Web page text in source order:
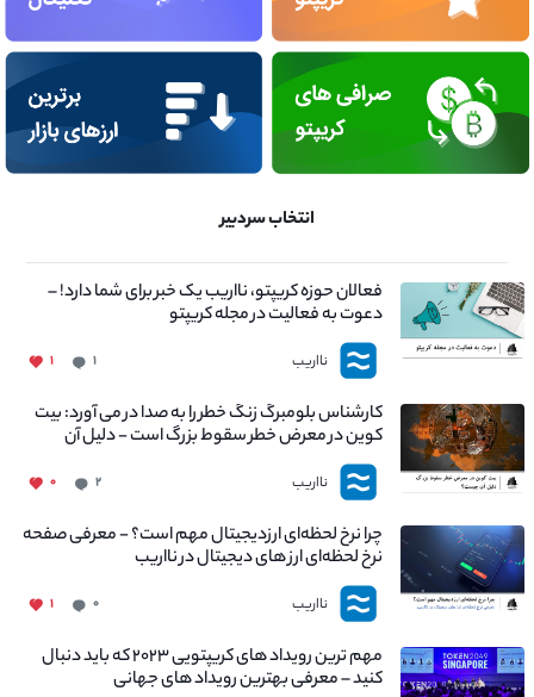
انتخاب سردبیر
فعالان حوزه کریپتو، نااریب یک خبر برای شما دارد! –
دعوت به فعالیت در مجله کریپتو
نااریب ۱ ۱
کارشناس بلومبرگ زنگ خطر را به صدا در می آورد: بیت
کوین در معرض خطر سقوط بزرگ است - دلیل آن
چیست؟
نااریب ۲ ۰
چرا نرخ لحظه‌ای ارزدیجیتال مهم است؟ - معرفی صفحه
نرخ لحظه‌ای ارز های دیجیتال در نااریب
نااریب ۰ ۱
مهم ترین رویداد های کریپتویی ۲۰۲۳ که باید دنبال
کنید – معرفی بهترین رویداد های جهانی